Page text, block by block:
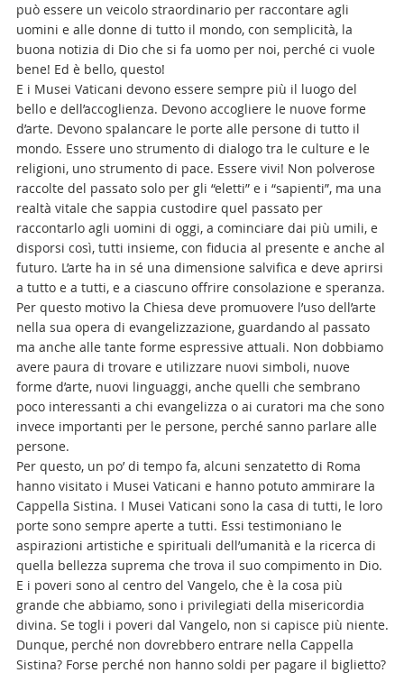
può essere un veicolo straordinario per raccontare agli
uomini e alle donne di tutto il mondo, con semplicità, la
buona notizia di Dio che si fa uomo per noi, perché ci vuole
bene! Ed è bello, questo!
E i Musei Vaticani devono essere sempre più il luogo del
bello e dell’accoglienza. Devono accogliere le nuove forme
d’arte. Devono spalancare le porte alle persone di tutto il
mondo. Essere uno strumento di dialogo tra le culture e le
religioni, uno strumento di pace. Essere vivi! Non polverose
raccolte del passato solo per gli “eletti” e i “sapienti”, ma una
realtà vitale che sappia custodire quel passato per
raccontarlo agli uomini di oggi, a cominciare dai più umili, e
disporsi così, tutti insieme, con fiducia al presente e anche al
futuro. L’arte ha in sé una dimensione salvifica e deve aprirsi
a tutto e a tutti, e a ciascuno offrire consolazione e speranza.
Per questo motivo la Chiesa deve promuovere l’uso dell’arte
nella sua opera di evangelizzazione, guardando al passato
ma anche alle tante forme espressive attuali. Non dobbiamo
avere paura di trovare e utilizzare nuovi simboli, nuove
forme d’arte, nuovi linguaggi, anche quelli che sembrano
poco interessanti a chi evangelizza o ai curatori ma che sono
invece importanti per le persone, perché sanno parlare alle
persone.
Per questo, un po’ di tempo fa, alcuni senzatetto di Roma
hanno visitato i Musei Vaticani e hanno potuto ammirare la
Cappella Sistina. I Musei Vaticani sono la casa di tutti, le loro
porte sono sempre aperte a tutti. Essi testimoniano le
aspirazioni artistiche e spirituali dell’umanità e la ricerca di
quella bellezza suprema che trova il suo compimento in Dio.
E i poveri sono al centro del Vangelo, che è la cosa più
grande che abbiamo, sono i privilegiati della misericordia
divina. Se togli i poveri dal Vangelo, non si capisce più niente.
Dunque, perché non dovrebbero entrare nella Cappella
Sistina? Forse perché non hanno soldi per pagare il biglietto?